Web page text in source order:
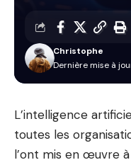
Dernière mise à
Christophe
L’intelligence
toutes les
l’ont mis en œuvre